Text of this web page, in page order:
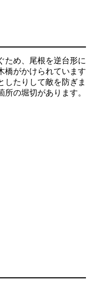
ため、尾根を逆台形に
橋がかけられています
したりして敵を防ぎま
の堀切があります。